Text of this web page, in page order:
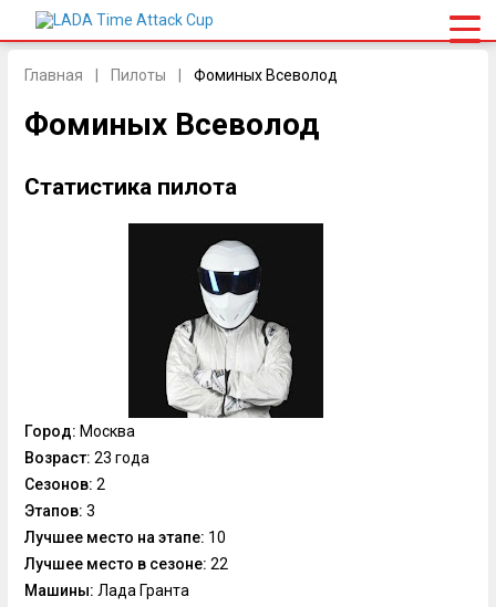
Главная Пилоты Фоминых Всеволод
Фоминых Всеволод
Статистика пилота
Город: Москва
Возраст: 23 года
Сезонов: 2
Этапов: 3
Лучшее место на этапе: 10
Лучшее место в сезоне: 22
Машины: Лада Гранта